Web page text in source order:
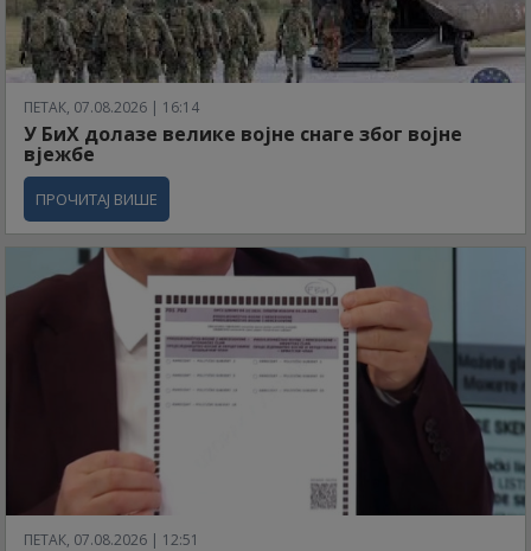
ПЕТАК, 07.08.2026 | 16:14
У БиХ долазе велике војне снаге због војне
вјежбе
ПРОЧИТАЈ ВИШЕ
ПЕТАК, 07.08.2026 | 12:51